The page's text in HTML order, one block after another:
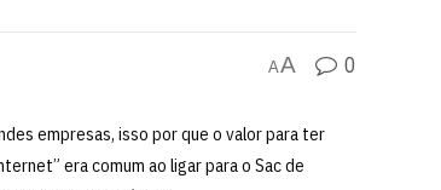
AA 0
empresas, isso por que o valor para ter
era comum ao ligar para o Sac de